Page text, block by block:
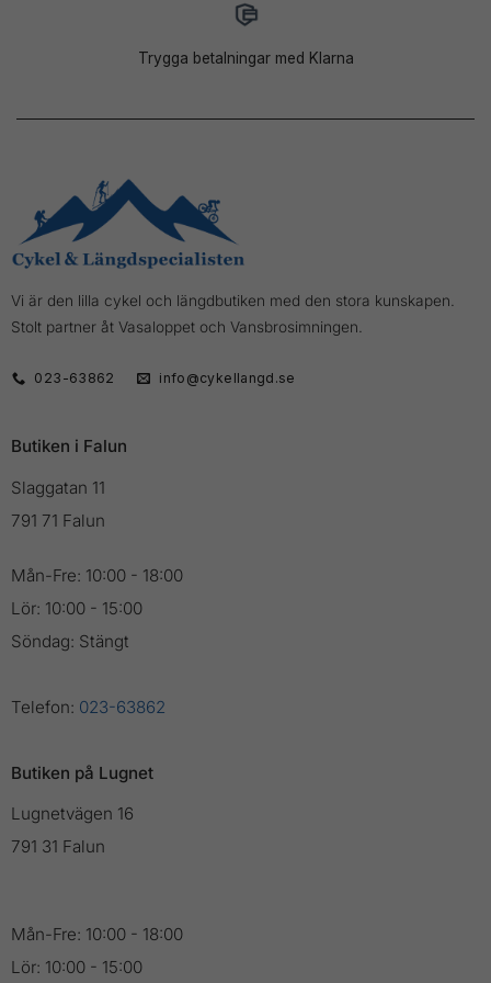
Trygga betalningar med Klarna
Vi är den lilla cykel och längdbutiken med den stora kunskapen.
Stolt partner åt Vasaloppet och Vansbrosimningen.
023-63862 info@cykellangd.se
Butiken i Falun
Slaggatan 11
791 71 Falun
Mån-Fre: 10:00 - 18:00
Lör: 10:00 - 15:00
Söndag: Stängt
Telefon: 023-63862
Butiken på Lugnet
Lugnetvägen 16
791 31 Falun
Mån-Fre: 10:00 - 18:00
Lör: 10:00 - 15:00